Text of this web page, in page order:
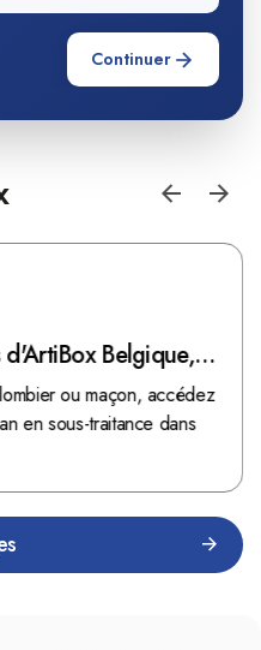
Continuer
Belgique,
ou maçon, accédez
en sous-traitance dans